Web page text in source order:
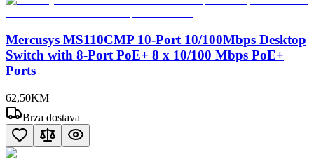
Mercusys MS110CMP 10-Port 10/100Mbps Desktop
Switch with 8-Port PoE+ 8 x 10/100 Mbps PoE+
Ports
62,50KM
Brza dostava